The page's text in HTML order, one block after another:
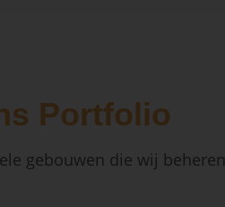
Portfolio
gebouwen die wij beheren